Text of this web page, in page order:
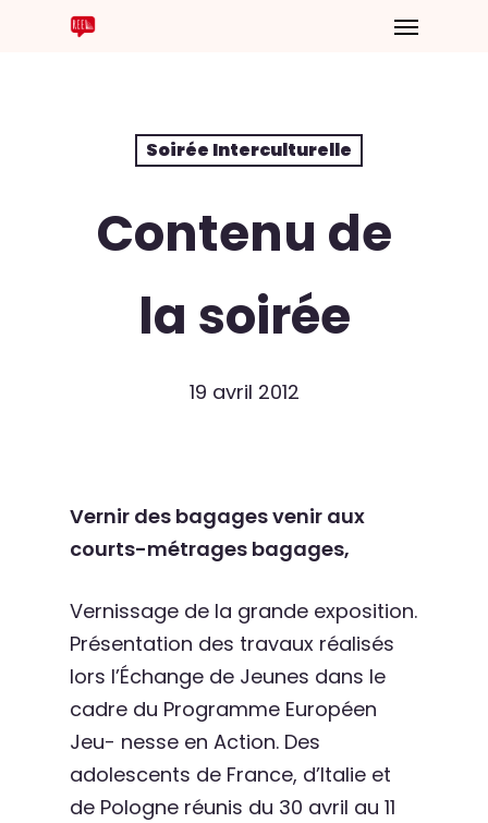
Soirée Interculturelle
Contenu de
la soirée
19 avril 2012
Vernir des bagages venir aux
courts-métrages bagages,
Vernissage de la grande exposition.
Présentation des travaux réalisés
lors l’Échange de Jeunes dans le
cadre du Programme Européen
Jeu- nesse en Action. Des
adolescents de France, d’Italie et
de Pologne réunis du 30 avril au 11